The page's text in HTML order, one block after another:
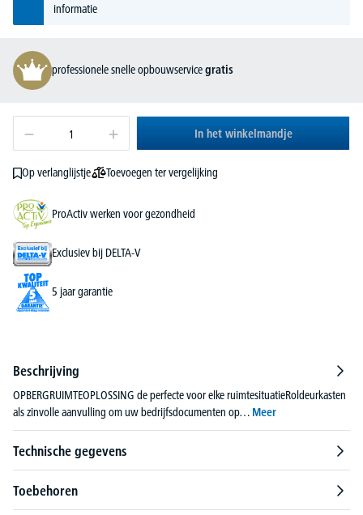
informatie
professionele snelle opbouwservicegratis
In het winkelmandje
Op verlanglijstje Toevoegen ter vergelijking
ProActiv werken voor gezondheid
Exclusiev bij DELTA-V
5 jaar garantie
Beschrijving
OPBERGRUIMTEOPLOSSING de perfecte voor elke ruimtesituatieRoldeurkasten
als zinvolle aanvulling om uw bedrijfsdocumenten op… Meer
Technische gegevens
Toebehoren